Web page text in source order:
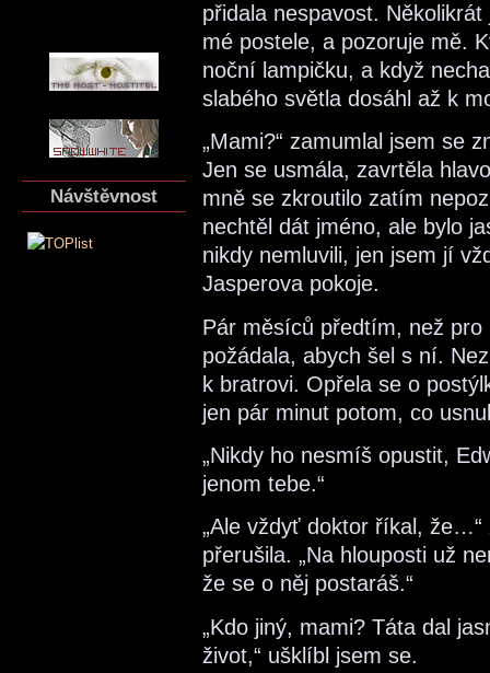
Návštěvnost
přidala nespavost.
mé postele, a pozoruje mě.
noční lampičku, a když
slabého světla dosáhl až k
„Mami?“ zamumlal jsem se
Jen se usmála, zavrtěla
mně se zkroutilo zatím
nechtěl dát jméno, ale bylo
nikdy nemluvili, jen jsem jí
Jasperova pokoje.
Pár měsíců předtím, než
požádala, abych šel s ní.
k bratrovi. Opřela se o
jen pár minut potom, co
„Nikdy ho nesmíš opustit,
jenom tebe.“
„Ale vždyť doktor říkal,
přerušila. „Na hlouposti už
že se o něj postaráš.“
„Kdo jiný, mami? Táta dal
život,“ ušklíbl jsem se.